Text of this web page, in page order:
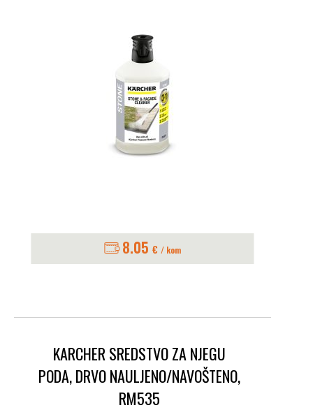
8.05 € / kom
KARCHER SREDSTVO ZA NJEGU
PODA, DRVO NAULJENO/NAVOŠTENO,
RM535